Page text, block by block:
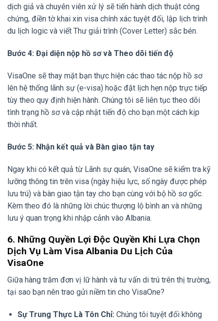
dịch giả và chuyên viên xử lý sẽ tiến hành dịch thuật công
chứng, điền tờ khai xin visa chính xác tuyệt đối, lập lịch trình
du lịch logic và viết Thư giải trình (Cover Letter) sắc bén.
Bước 4: Đại diện nộp hồ sơ và Theo dõi tiến độ
VisaOne sẽ thay mặt bạn thực hiện các thao tác nộp hồ sơ
lên hệ thống lãnh sự (e-visa) hoặc đặt lịch hẹn nộp trực tiếp
tùy theo quy định hiện hành. Chúng tôi sẽ liên tục theo dõi
tình trạng hồ sơ và cập nhật tiến độ cho bạn một cách kịp
thời nhất.
Bước 5: Nhận kết quả và Bàn giao tận tay
Ngay khi có kết quả từ Lãnh sự quán, VisaOne sẽ kiểm tra kỹ
lưỡng thông tin trên visa (ngày hiệu lực, số ngày được phép
lưu trú) và bàn giao tận tay cho bạn cùng với bộ hồ sơ gốc.
Kèm theo đó là những lời chúc thượng lộ bình an và những
lưu ý quan trọng khi nhập cảnh vào Albania.
6. Những Quyền Lợi Độc Quyền Khi Lựa Chọn
Dịch Vụ Làm Visa Albania Du Lịch Của
VisaOne
Giữa hàng trăm đơn vị lữ hành và tư vấn di trú trên thị trường,
tại sao bạn nên trao gửi niềm tin cho VisaOne?
Sự Trung Thực Là Tôn Chỉ: Chúng tôi tuyệt đối không